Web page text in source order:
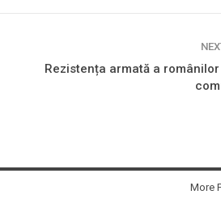
Rezistența armată a
More